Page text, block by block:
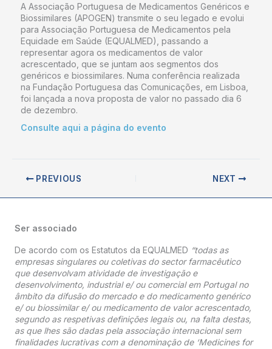
A Associação Portuguesa de Medicamentos Genéricos e
Biossimilares (APOGEN) transmite o seu legado e evolui
para Associação Portuguesa de Medicamentos pela
Equidade em Saúde (EQUALMED), passando a
representar agora os medicamentos de valor
acrescentado, que se juntam aos segmentos dos
genéricos e biossimilares. Numa conferência realizada
na Fundação Portuguesa das Comunicações, em Lisboa,
foi lançada a nova proposta de valor no passado dia 6
de dezembro.
Consulte aqui a página do evento
PREVIOUS NEXT
Ser associado
De acordo com os Estatutos da EQUALMED “todas as
empresas singulares ou coletivas do sector farmacêutico
que desenvolvam atividade de investigação e
desenvolvimento, industrial e/ ou comercial em Portugal no
âmbito da difusão do mercado e do medicamento genérico
e/ ou biossimilar e/ ou medicamento de valor acrescentado,
segundo as respetivas definições legais ou, na falta destas,
as que lhes são dadas pela associação internacional sem
finalidades lucrativas com a denominação de ‘Medicines for